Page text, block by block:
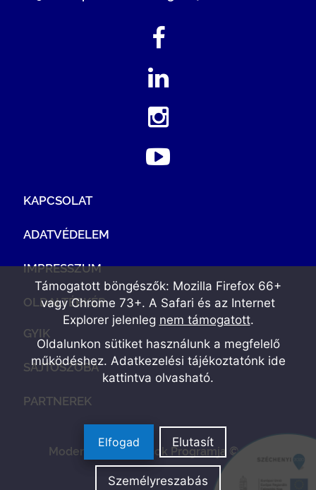
KAPCSOLAT
ADATVÉDELEM
IMPRESSZUM
OLDALTÉRKÉP
GYIK
SAJTÓSZOBA
PARTNEREK
Modern Vállalkozások Programja © 2022
Támogatott böngészők: Mozilla Firefox 66+
vagy Chrome 73+. A Safari és az Internet
Explorer jelenleg nem támogatott.
Oldalunkon sütiket használunk a megfelelő
működéshez. Adatkezelési tájékoztatónk ide
kattintva olvasható.
Elfogad Elutasít
Személyreszabás